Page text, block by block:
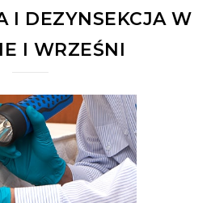
I DEZYNSEKCJA W
I WRZEŚNI